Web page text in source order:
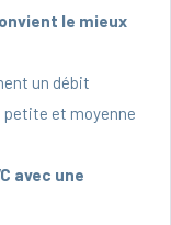
le mieux
un débit
et moyenne
avec une